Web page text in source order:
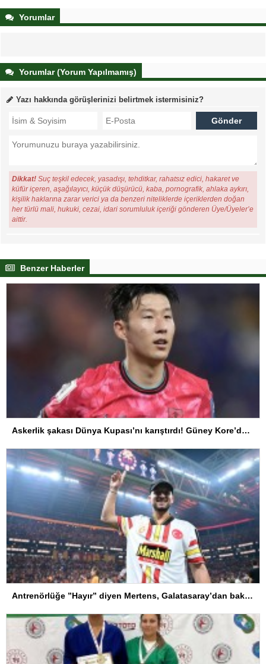
Yorumlar
Yorumlar (Yorum Yapılmamış)
Yazı hakkında görüşlerinizi belirtmek istermisiniz?
Dikkat! Suç teşkil edecek, yasadışı, tehditkar, rahatsız edici, hakaret ve
küfür içeren, aşağılayıcı, küçük düşürücü, kaba, pornografik, ahlaka aykırı,
kişilik haklarına zarar verici ya da benzeri niteliklerde içeriklerden doğan
her türlü mali, hukuki, cezai, idari sorumluluk içeriği gönderen Üye/Üyeler’e
aittir.
Benzer Haberler
Askerlik şakası Dünya Kupası’nı karıştırdı! Güney Kore’den sert karar
Antrenörlüğe ”Hayır” diyen Mertens, Galatasaray’dan bakın ne istedi